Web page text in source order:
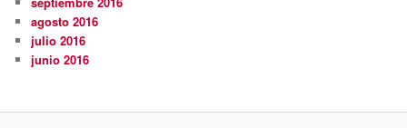
agosto 2016
julio 2016
junio 2016